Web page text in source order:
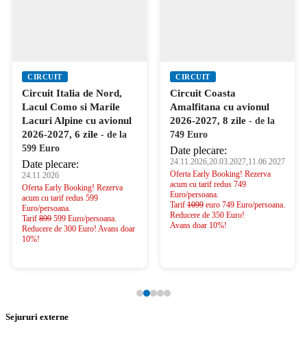
CIRCUIT
Circuit Italia de Nord,
Lacul Como si Marile
Lacuri Alpine cu avionul
2026-2027, 6 zile - de la
599 Euro
Date plecare:
24.11.2026
Oferta Early Booking! Rezerva
acum cu tarif redus 599
Euro/persoana.
Tarif 899 599 Euro/persoana.
Reducere de 300 Euro! Avans doar
10%!
CIRCUIT
Circuit Coasta
Amalfitana cu avionul
2026-2027, 8 zile - de la
749 Euro
Date plecare:
24.11.2026,20.03.2027,11.06.2027
Oferta Early Booking! Rezerva
acum cu tarif redus 749
Euro/persoana.
Tarif 1099 euro 749 Euro/persoana.
Reducere de 350 Euro!
Avans doar 10%!
Sejururi externe